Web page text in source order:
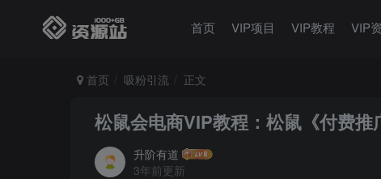
首页 VIP项目 VIP教程 VIP
首页 吸粉引流 正文
松鼠会电商VIP教程：松鼠《付费推
升阶有道
3年前更新